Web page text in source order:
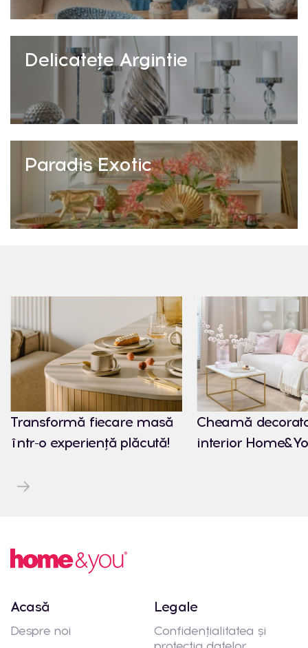
Delicatețe Argintie
Paradis Exotic
Transformă fiecare masă
într-o experiență plăcută!
Cheamă
interior
Acasă
Despre noi
Legale
Confidențialitatea și